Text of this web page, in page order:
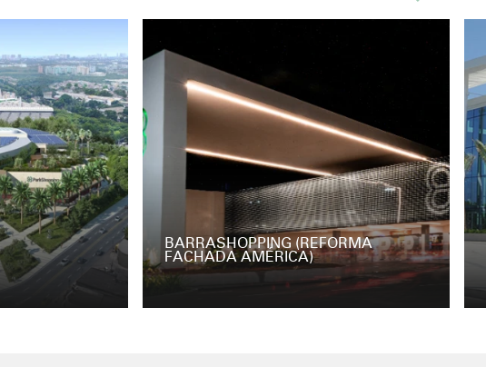
BARRASHOPPING (REFORMA
FACHADA AMÉRICA)